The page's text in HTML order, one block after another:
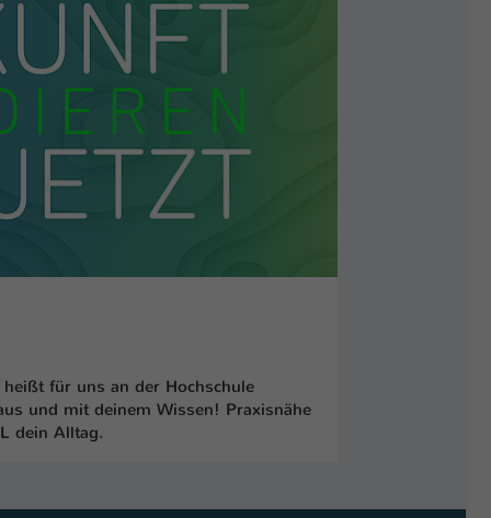
für uns an der Hochschule
und mit deinem Wissen! Praxisnähe
dein Alltag.